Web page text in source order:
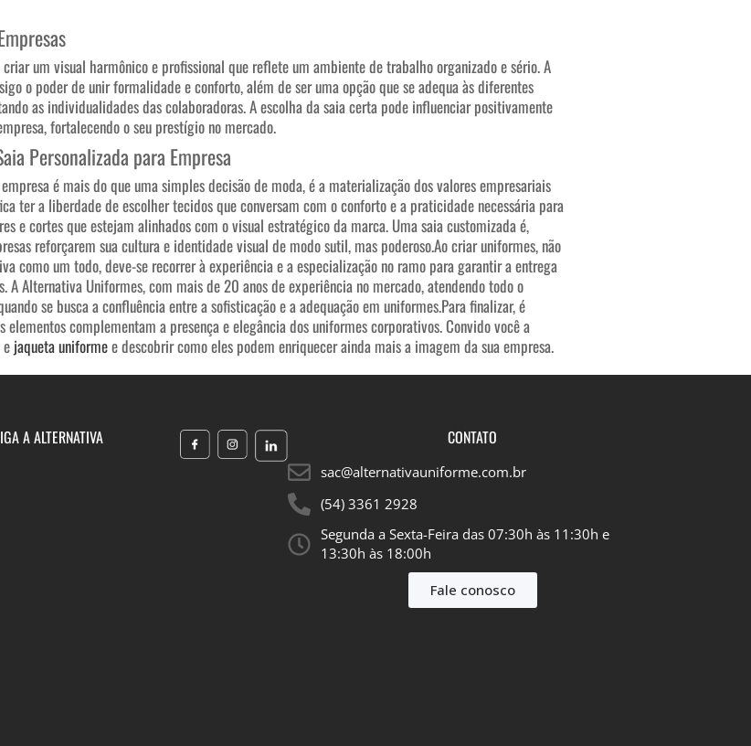
um visual harmônico e profissional que reflete um ambiente de trabalho organizado e sério. A
o poder de unir formalidade e conforto, além de ser uma opção que se adequa às diferentes
as individualidades das colaboradoras. A escolha da saia certa pode influenciar positivamente
fortalecendo o seu prestígio no mercado.
Personalizada para Empresa
é mais do que uma simples decisão de moda, é a materialização dos valores empresariais
ter a liberdade de escolher tecidos que conversam com o conforto e a praticidade necessária para
e cortes que estejam alinhados com o visual estratégico da marca. Uma saia customizada é,
reforçarem sua cultura e identidade visual de modo sutil, mas poderoso.Ao criar uniformes, não
como um todo, deve-se recorrer à experiência e a especialização no ramo para garantir a entrega
A Alternativa Uniformes, com mais de 20 anos de experiência no mercado, atendendo todo o
se busca a confluência entre a sofisticação e a adequação em uniformes.Para finalizar, é
elementos complementam a presença e elegância dos uniformes corporativos. Convido você a
e jaqueta uniformee descobrir como eles podem enriquecer ainda mais a imagem da sua empresa.
A ALTERNATIVA CONTATO
sac@alternativauniforme.com.br
(54) 3361 2928
Segunda a Sexta-Feira das 07:30h às 11:30h e
13:30h às 18:00h​
Fale conosco